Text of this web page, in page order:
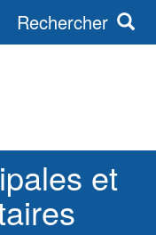
et
Rechercher